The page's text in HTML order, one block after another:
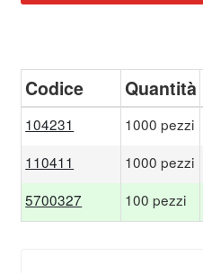
Codice Quantità
104231 1000 pezzi
110411 1000 pezzi
5700327 100 pezzi